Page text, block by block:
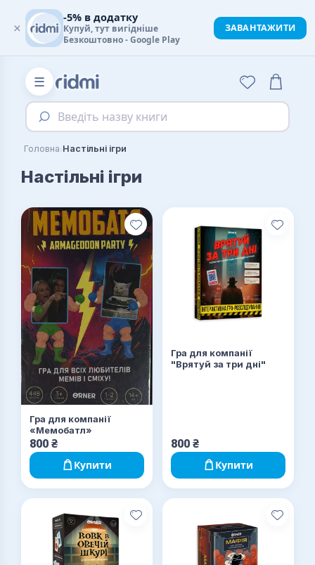
☰
Введіть назву книги
Головна›Настільні ігри
Настільні ігри
Гра для компанії
«Мемобатл»
800 ₴
Купити
Гра для компанії
"Врятуй за три дні"
800 ₴
Купити
×
-5% в додатку
Купуй, тут вигідніше
Безкоштовно - Google Play
ЗАВАНТАЖИТИ